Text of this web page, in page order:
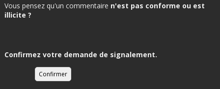
Vous pensez qu'un commentaire n'est pas conforme ou est
illicite ?
Confirmez votre demande de signalement.